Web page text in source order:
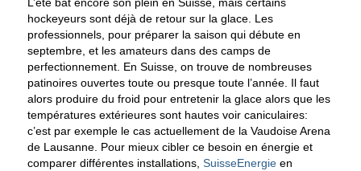
hockeyeurs sont déjà de retour sur la glace. Les
professionnels, pour préparer la saison qui débute en
septembre, et les amateurs dans des camps de
perfectionnement. En Suisse, on trouve de nombreuses
patinoires ouvertes toute ou presque toute l’année. Il faut
alors produire du froid pour entretenir la glace alors que les
températures extérieures sont hautes voir caniculaires:
c’est par exemple le cas actuellement de la Vaudoise Arena
de Lausanne. Pour mieux cibler ce besoin en énergie et
comparer différentes installations, SuisseEnergieen